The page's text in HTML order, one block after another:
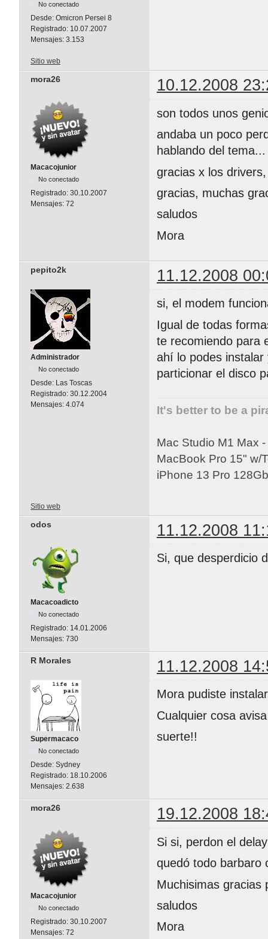
No conectado
Desde: Omicron Persei 8
Registrado: 10.07.2007
Mensajes: 3.153
Sitio web
mora26 10.12.2008
Macacojunior
No conectado
Registrado: 30.10.2007
Mensajes: 72
son todos unos
andaba un poco
hablando del tema...
gracias x los
gracias, muchas
saludos
Mora
pepito2k 11.12.2008
Administrador
No conectado
Desde: Las Toscas
Registrado: 30.12.2004
Mensajes: 4.074
si, el modem
Igual de todas
te recomiendo para
ahí lo podes
particionar el disco
It's better to be a
Mac Studio M1 Max
MacBook Pro 15" w/
iPhone 13 Pro
Sitio web
odos 11.12.2008
Macacoadicto
No conectado
Registrado: 14.01.2006
Mensajes: 730
Si, que desperdicio
R Morales 11.12.2008
Supermacaco
No conectado
Desde: Sydney
Registrado: 18.10.2006
Mensajes: 2.638
Mora pudiste
Cualquier cosa
suerte!!
mora26 19.12.2008
Macacojunior
No conectado
Registrado: 30.10.2007
Mensajes: 72
Si si, perdon el
quedó todo barbaro
Muchisimas gracias
saludos
Mora